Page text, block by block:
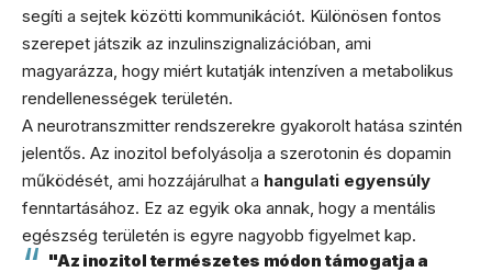
segíti a sejtek közötti kommunikációt. Különösen fontos
szerepet játszik az inzulinszignalizációban, ami
magyarázza, hogy miért kutatják intenzíven a metabolikus
rendellenességek területén.
A neurotranszmitter rendszerekre gyakorolt hatása szintén
jelentős. Az inozitol befolyásolja a szerotonin és dopamin
működését, ami hozzájárulhat a hangulati egyensúly
fenntartásához. Ez az egyik oka annak, hogy a mentális
egészség területén is egyre nagyobb figyelmet kap.
"Az inozitol természetes módon támogatja a